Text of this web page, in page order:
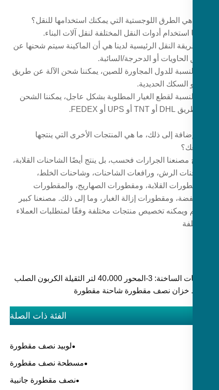
استخدام أدوات النقل المختلفة لنقل آلات البناء.
النقل الرئيسية لدينا هي أن الماكينة سيتم شحنها عن
أو الدحرجة/السائبة.
للدول المجاورة للصين، يمكننا شحن الآلة عن طريق
السكك الحديدية.
لقطع الغيار المطلوبة بشكل عاجل، يمكننا الشحن
إلى ذلك، ما هي المنتجات الأخرى التي ينتجها
مصنعنا الجرارات فحسب، بل ينتج أيضًا الشاحنات القلابة،
الرش، ورافعات الشاحنات، وشاحنات الخلط،
القلابة، ومقطورات الصهاريج، والمقطورات
ومقطورات إزالة الغبار، وما إلى ذلك. مصنعنا كبير
ويمكنه تخصيص منتجات مختلفة وفقًا لمتطلبات العملاء
الكلمات الساخنة: 3-المحور 40،000 لتر الثقيلة الكربون الصلب
خزان نصف مقطورة شاحنة مقطورة
الفئة ذات الصلة
لوبيد نصف مقطورة
مسطحة نصف مقطورة
نصف مقطورة جانبية